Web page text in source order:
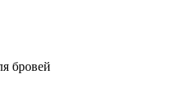
бровей